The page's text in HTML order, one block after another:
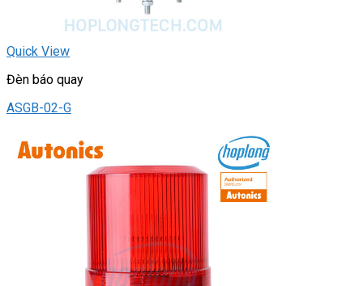
Quick View
Đèn báo quay
ASGB-02-G